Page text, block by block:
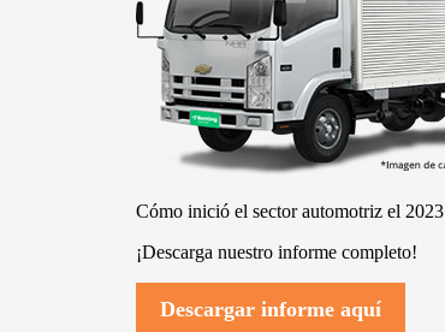
Cómo inició el sector automotriz el 2023
¡Descarga nuestro informe completo!
Descargar informe aquí